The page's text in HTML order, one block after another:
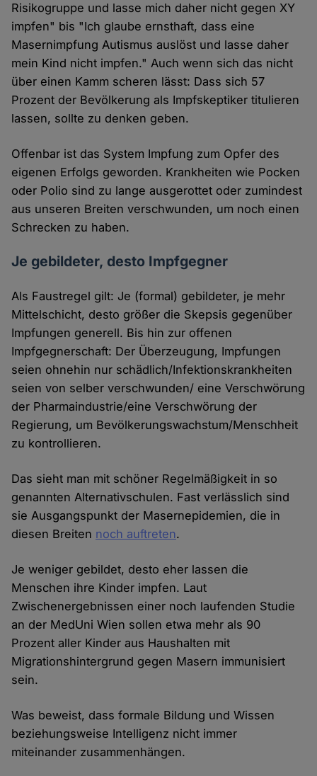
Risikogruppe und lasse mich daher nicht gegen XY
impfen" bis "Ich glaube ernsthaft, dass eine
Masernimpfung Autismus auslöst und lasse daher
mein Kind nicht impfen." Auch wenn sich das nicht
über einen Kamm scheren lässt: Dass sich 57
Prozent der Bevölkerung als Impfskeptiker titulieren
lassen, sollte zu denken geben.
Offenbar ist das System Impfung zum Opfer des
eigenen Erfolgs geworden. Krankheiten wie Pocken
oder Polio sind zu lange ausgerottet oder zumindest
aus unseren Breiten verschwunden, um noch einen
Schrecken zu haben.
Je gebildeter, desto Impfgegner
Als Faustregel gilt: Je (formal) gebildeter, je mehr
Mittelschicht, desto größer die Skepsis gegenüber
Impfungen generell. Bis hin zur offenen
Impfgegnerschaft: Der Überzeugung, Impfungen
seien ohnehin nur schädlich/Infektionskrankheiten
seien von selber verschwunden/ eine Verschwörung
der Pharmaindustrie/eine Verschwörung der
Regierung, um Bevölkerungswachstum/Menschheit
zu kontrollieren.
Das sieht man mit schöner Regelmäßigkeit in so
genannten Alternativschulen. Fast verlässlich sind
sie Ausgangspunkt der Masernepidemien, die in
diesen Breiten noch auftreten.
Je weniger gebildet, desto eher lassen die
Menschen ihre Kinder impfen. Laut
Zwischenergebnissen einer noch laufenden Studie
an der MedUni Wien sollen etwa mehr als 90
Prozent aller Kinder aus Haushalten mit
Migrationshintergrund gegen Masern immunisiert
sein.
Was beweist, dass formale Bildung und Wissen
beziehungsweise Intelligenz nicht immer
miteinander zusammenhängen.